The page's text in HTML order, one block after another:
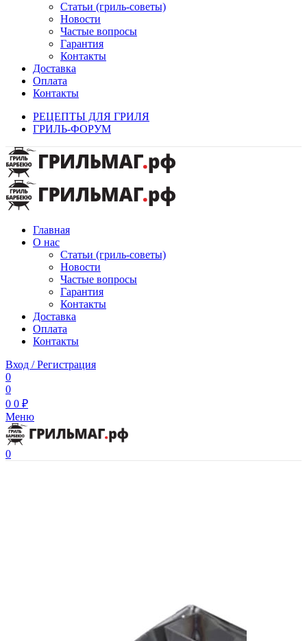
Статьи (гриль-советы)
Новости
Частые вопросы
Гарантия
Контакты
Доставка
Оплата
Контакты
РЕЦЕПТЫ ДЛЯ ГРИЛЯ
ГРИЛЬ-ФОРУМ
Главная
О нас
Статьи (гриль-советы)
Новости
Частые вопросы
Гарантия
Контакты
Доставка
Оплата
Контакты
Вход / Регистрация
0
0
0 0 ₽
Меню
0